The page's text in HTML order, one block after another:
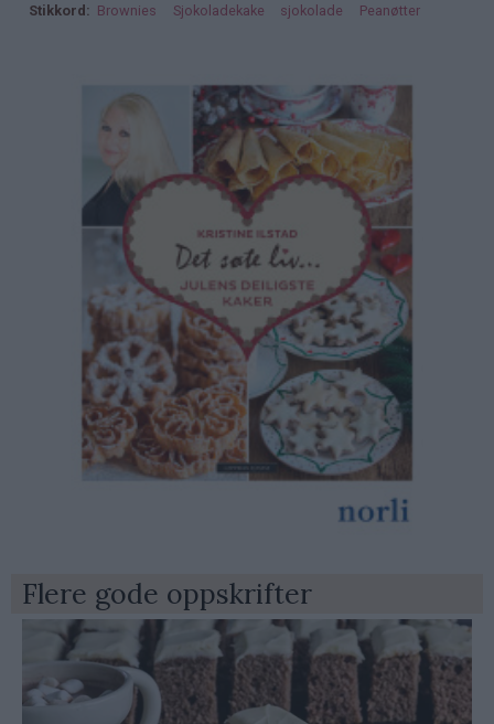
Stikkord
Brownies Sjokoladekake sjokolade Peanøtter